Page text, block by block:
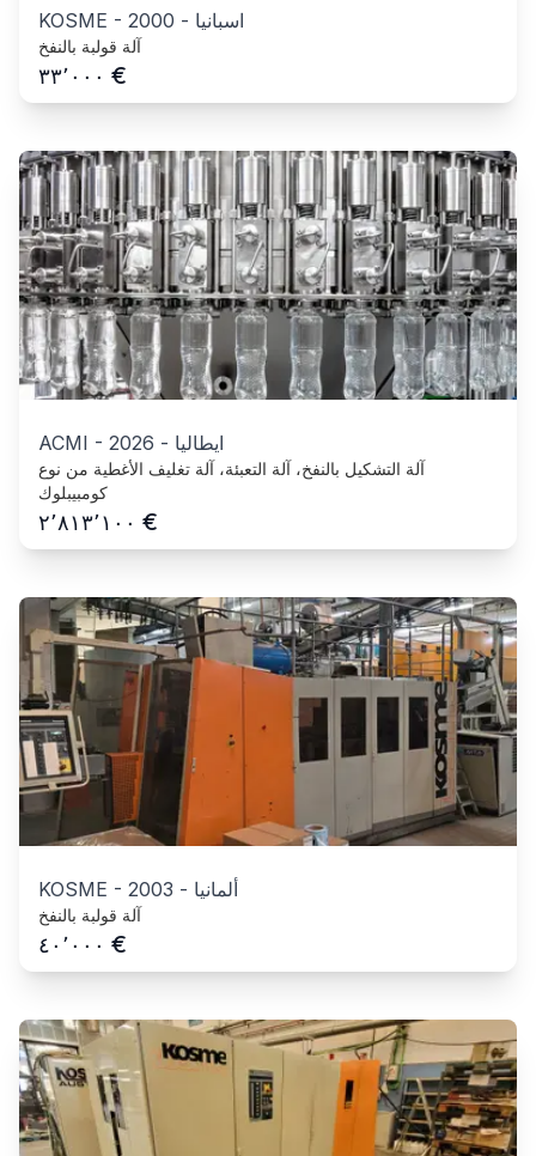
KOSME - 2000 - اسبانيا
آلة قولبة بالنفخ
٣٣٬٠٠٠ €
ACMI - 2026 - ايطاليا
آلة التشكيل بالنفخ، آلة التعبئة، آلة تغليف الأغطية من نوع
كومبيبلوك
٢٬٨١٣٬١٠٠ €
KOSME - 2003 - ألمانيا
آلة قولبة بالنفخ
٤٠٬٠٠٠ €